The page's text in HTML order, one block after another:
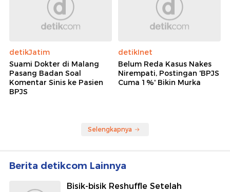
detikJatim
Suami Dokter di Malang
Pasang Badan Soal
Komentar Sinis ke Pasien
BPJS
detikInet
Belum Reda Kasus Nakes
Nirempati, Postingan 'BPJS
Cuma 1%' Bikin Murka
Selengkapnya
Berita detikcom Lainnya
Bisik-bisik Reshuffle Setelah